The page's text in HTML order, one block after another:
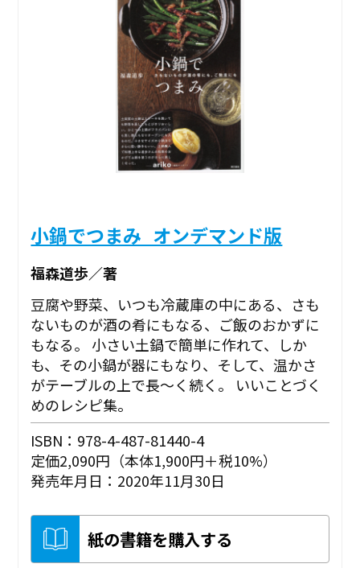
小鍋でつまみ_オンデマンド版
福森道歩／著
豆腐や野菜、いつも冷蔵庫の中にある、さも
ないものが酒の肴にもなる、ご飯のおかずに
もなる。 小さい土鍋で簡単に作れて、しか
も、その小鍋が器にもなり、そして、温かさ
がテーブルの上で長〜く続く。 いいことづく
めのレシピ集。
ISBN：978-4-487-81440-4
定価2,090円（本体1,900円＋税10%）
発売年月日：2020年11月30日
紙の書籍を購入する